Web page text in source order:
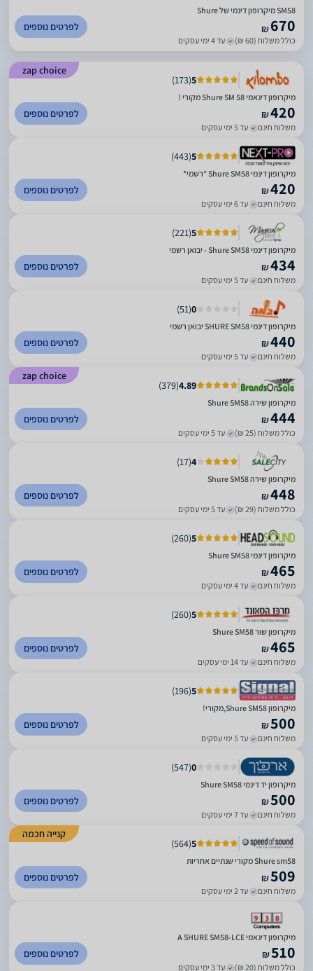
SM58 מיקרופון דינמי של Shure
670
₪
כולל משלוח (60 ₪) עד 4 ימי עסקים
לפרטים נוספים
zap choice
5
(
173
)
מיקרופון דינאמי Shure SM 58 מקורי !
₪420
משלוח חינם עד 5 ימי עסקים
לפרטים נוספים
5
(
443
)
מיקרופון דינמי Shure SM58 *רשמי*
₪420
משלוח חינם עד 6 ימי עסקים
לפרטים נוספים
5
(
221
)
מיקרופון דינמי Shure SM58 - יבואן רשמי
₪434
משלוח חינם עד 5 ימי עסקים
לפרטים נוספים
0
(
51
)
מיקרופון דינמי SHURE SM58 יבואן רשמי
₪440
משלוח חינם עד 5 ימי עסקים
לפרטים נוספים
zap choice
4.89
(
379
)
מיקרופון שירה Shure SM58
₪444
כולל משלוח (25 ₪) עד 5 ימי עסקים
לפרטים נוספים
4
(
17
)
מיקרופון שירה Shure SM58
₪448
כולל משלוח (29 ₪) עד 5 ימי עסקים
לפרטים נוספים
5
(
260
)
‏מיקרופון דינמי Shure SM58
₪465
משלוח חינם עד 4 ימי עסקים
לפרטים נוספים
5
(
260
)
מיקרופון שור Shure SM58
₪465
משלוח חינם עד 14 ימי עסקים
לפרטים נוספים
5
(
196
)
מיקרופון Shure SM58,מקורי!
₪500
משלוח חינם עד 5 ימי עסקים
לפרטים נוספים
0
(
547
)
מיקרופון יד דינמי Shure SM58
₪500
משלוח חינם עד 7 ימי עסקים
לפרטים נוספים
קנייה חכמה
5
(
564
)
Shure sm58 מקורי שנתיים אחריות
₪509
משלוח חינם עד 2 ימי עסקים
לפרטים נוספים
מיקרופון דינאמי A SHURE SM58-LCE
₪510
כולל משלוח (20 ₪) עד 3 ימי עסקים
לפרטים נוספים